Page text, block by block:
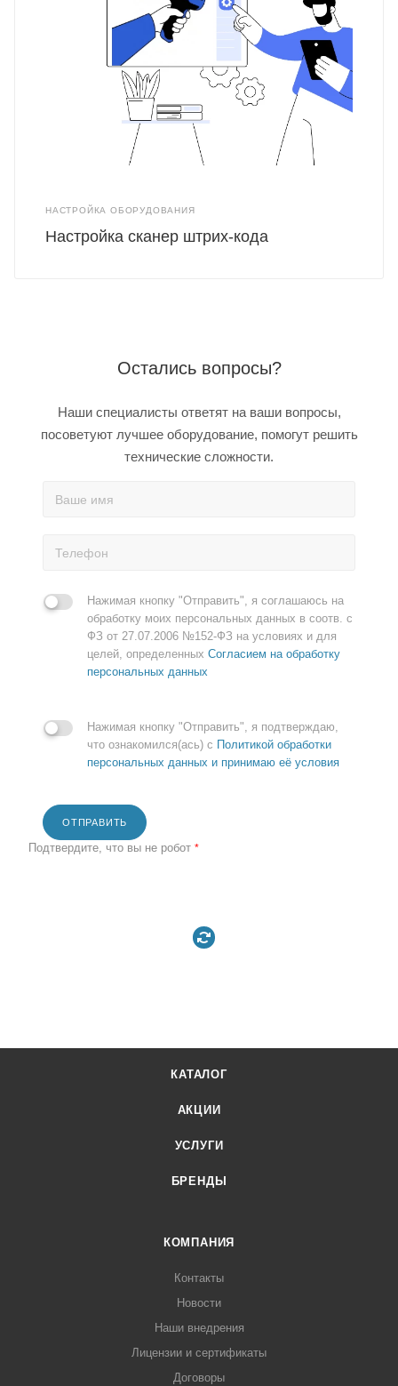
НАСТРОЙКА ОБОРУДОВАНИЯ
Настройка сканер штрих-кода
Остались вопросы?
Наши специалисты ответят на ваши вопросы,
посоветуют лучшее оборудование, помогут решить
технические сложности.
Нажимая кнопку "Отправить", я соглашаюсь на
обработку моих персональных данных в соотв. с
ФЗ от 27.07.2006 №152-ФЗ на условиях и для
целей, определенных Согласием на обработку
персональных данных
Нажимая кнопку "Отправить", я подтверждаю,
что ознакомился(ась) с Политикой обработки
персональных данных и принимаю её условия
ОТПРАВИТЬ
Подтвердите, что вы не робот *
КАТАЛОГ
АКЦИИ
УСЛУГИ
БРЕНДЫ
КОМПАНИЯ
Контакты
Новости
Наши внедрения
Лицензии и сертификаты
Договоры